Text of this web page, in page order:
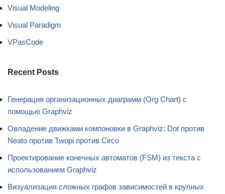
Visual Modeling
Visual Paradigm
VPasCode
Recent Posts
Генерация организационных диаграмм (Org Chart) с
помощью Graphviz
Овладение движками компоновки в Graphviz: Dot против
Neato против Twopi против Circo
Проектирование конечных автоматов (FSM) из текста с
использованием Graphviz
Визуализация сложных графов зависимостей в крупных